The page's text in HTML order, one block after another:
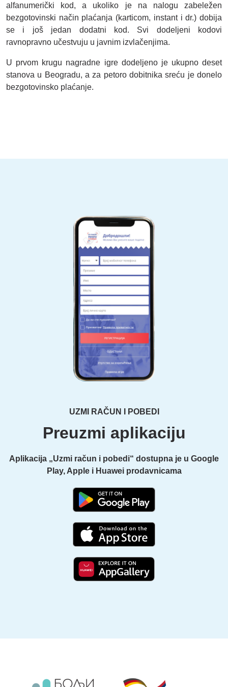
alfanumerički kod, a ukoliko je na nalogu zabeležen
bezgotovinski način plaćanja (karticom, instant i dr.) dobija
se i još jedan dodatni kod. Svi dodeljeni kodovi
ravnopravno učestvuju u javnim izvlačenjima.
U prvom krugu nagradne igre dodeljeno je ukupno deset
stanova u Beogradu, a za petoro dobitnika sreću je donelo
bezgotovinsko plaćanje.
UZMI RAČUN I POBEDI
Preuzmi aplikaciju
Aplikacija „Uzmi račun i pobedi“ dostupna je u Google
Play, Apple i Huawei prodavnicama